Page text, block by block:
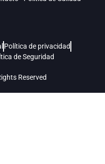
Reserved
Política de privacidad
de Seguridad